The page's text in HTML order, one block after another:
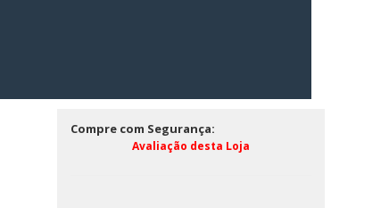
Compre com Segurança:
Avaliação desta Loja